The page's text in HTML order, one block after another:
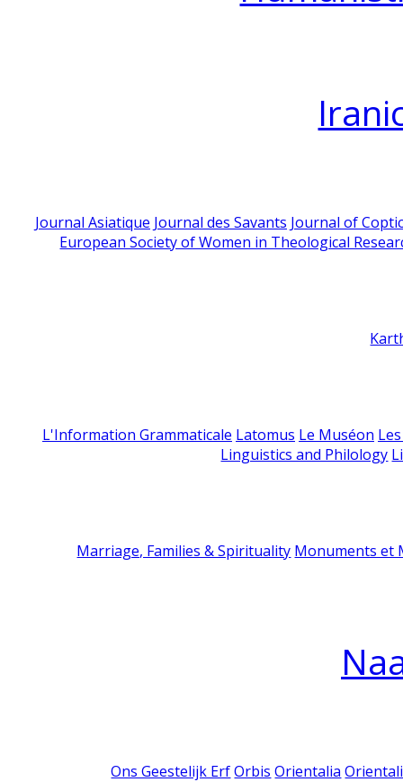
Journal Asiatique Journal des Savants Journal of
European Society of Women in Theological
L'Information Grammaticale Latomus Le Muséon
Linguistics and Philology
Marriage, Families & Spirituality Monuments et
Ons Geestelijk Erf Orbis Orientalia